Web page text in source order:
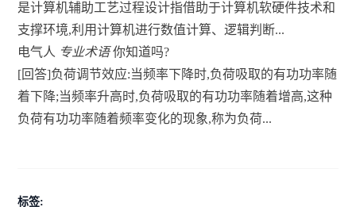
是计算机辅助工艺过程设计指借助于计算机软硬件技术和
支撑环境,利用计算机进行数值计算、逻辑判断...
电气人 专业术语你知道吗?
[回答]负荷调节效应:当频率下降时,负荷吸取的有功功率随
着下降;当频率升高时,负荷吸取的有功功率随着增高,这种
负荷有功功率随着频率变化的现象,称为负荷...
标签: